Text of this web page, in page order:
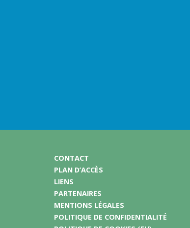
CONTACT
PLAN D’ACCÈS
LIENS
PARTENAIRES
MENTIONS LÉGALES
POLITIQUE DE CONFIDENTIALITÉ